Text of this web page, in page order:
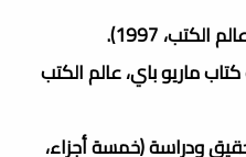
1997).
ماريو باي، عالم الكتب
ودراسة (خمسة أجزاء،